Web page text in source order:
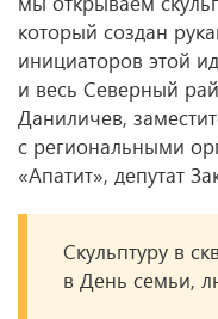
который создан
инициаторов этой
и весь Северный
Даниличев,
с региональными
«Апатит», депутат
Скульптуру в
в День семьи,